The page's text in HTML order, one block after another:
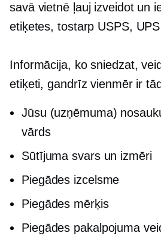
savā vietnē ļauj izveidot un
etiķetes, tostarp USPS,
Informācija, ko sniedzat,
etiķeti, gandrīz vienmēr ir
Jūsu (uzņēmuma)
vārds
Sūtījuma svars un izmēri
Piegādes izcelsme
Piegādes mērķis
Piegādes pakalpojuma